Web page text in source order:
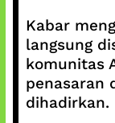
Kabar
langsung
komunitas
penasaran
dihadirkan.